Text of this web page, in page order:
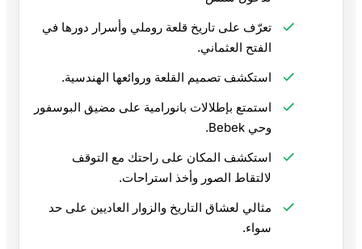
تعرّف على تاريخ قلعة روملي وأسرار دورها في
الفتح العثماني.
استكشف تصميم القلعة وروائعها الهندسية.
استمتع بإطلالات بانورامية على مضيق البوسفور
وحي Bebek.
استكشف المكان على راحتك مع التوقف
لالتقاط الصور وأخذ استراحات.
مثالي لعشاق التاريخ والزوار العاديين على حد
سواء.